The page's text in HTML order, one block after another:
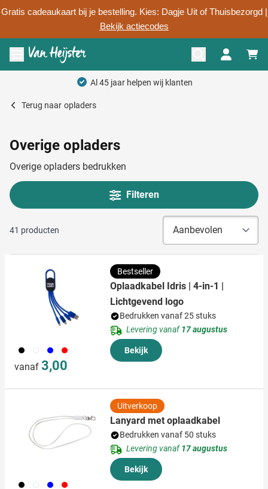
Gratis cadeaukaart bij je bestelling. Kies: Dagje Uit of Thuisbezorgd |
Bekijk actiecodes
Ga naar de inhoud
Menu openen
Persoonlijk advies
Terug naar opladers
Overige opladers
Overige opladers bedrukken
Filteren
41 producten
001 002 005 008
vanaf 3,00
Bestseller
Oplaadkabel Idris | 4-in-1 |
Lichtgevend logo
Bedrukken vanaf 25 stuks
Levering vanaf17 augustus
Bekijk
001 002 005 008
Uitverkoop
Lanyard met oplaadkabel
Bedrukken vanaf 50 stuks
Levering vanaf17 augustus
Bekijk